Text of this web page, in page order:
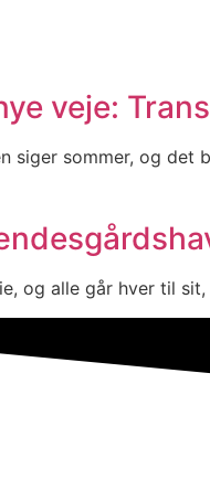
veje:
siger sommer, og
og alle går hver til